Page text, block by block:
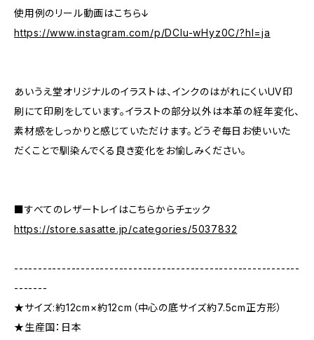
使用例のリール動画はこちら↓
https://www.instagram.com/p/DClu-wHyz0C/?hl=ja
あいうえ堂オリジナルのイラストは、インクのはがれにくいUV印
刷にて印刷をしています。イラストの部分以外は本革の経年変化、
素材感をしっかりと感じていただけます。どうぞ毎日お使いいた
だくことで馴染んでくる良き変化をお愉しみください。
■すべてのレザートレイはこちらからチェック
https://store.sasatte.jp/categories/5037832
------------------------------------------------------------
-------
★サイズ:約12cm×約12cm（中心の底サイズ約7.5cm正方形）
★生産国：日本